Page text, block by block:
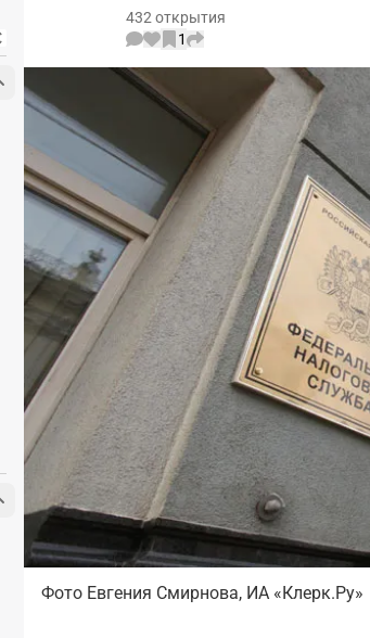
432 открытия
1
Фото Евгения Смирнова, ИА «Клерк.Ру»